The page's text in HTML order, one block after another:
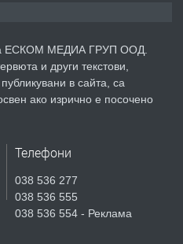
преди 3 дни
обзаведен
на бетон! Събаряне на
ЕСКОМ МЕДИА ГРУП ООД.
и други текстови,
в сайта, са
ако изрично е посочено
Телефони
038 536 277
038 536 555
038 536 554 - Реклама